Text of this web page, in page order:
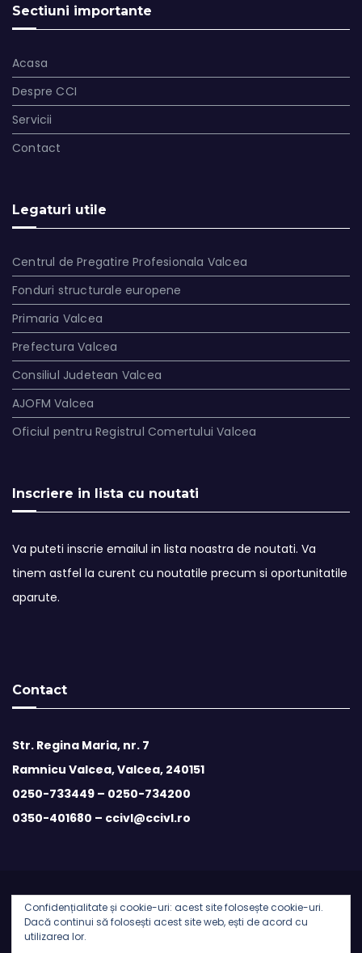
Sectiuni importante
Acasa
Despre CCI
Servicii
Contact
Legaturi utile
Centrul de Pregatire Profesionala Valcea
Fonduri structurale europene
Primaria Valcea
Prefectura Valcea
Consiliul Judetean Valcea
AJOFM Valcea
Oficiul pentru Registrul Comertului Valcea
Inscriere in lista cu noutati
Va puteti inscrie emailul in lista noastra de noutati. Va
tinem astfel la curent cu noutatile precum si oportunitatile
aparute.
Contact
Str. Regina Maria, nr. 7
Ramnicu Valcea, Valcea, 240151
0250-733449 – 0250-734200
0350-401680 – ccivl@ccivl.ro
© 2026 Camera de Comert si Industrie Valcea | Theme by
Theme Ansar
Confidențialitate și cookie-uri: acest site folosește cookie-uri.
Dacă continui să folosești acest site web, ești de acord cu
utilizarea lor.